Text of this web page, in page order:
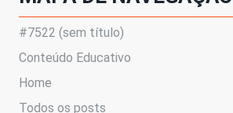
#7522 (sem título)
Conteúdo Educativo
Home
Todos os posts